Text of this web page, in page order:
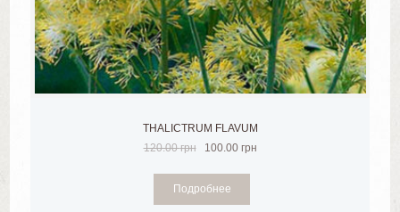
THALICTRUM FLAVUM
120.00грн 100.00 грн
Подробнее